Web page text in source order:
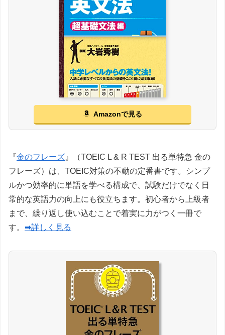
Amazonで見る
『金のフレーズ 』（TOEIC L & R TEST 出る単特急 金の
フレーズ）は、TOEIC対策の不動の定番書です。シンプ
ルかつ効率的に単語を学べる構成で、試験だけでなく日
常的な英語力の向上にも役立ちます。初心者から上級者
まで、繰り返し使い込むことで着実に力がつく一冊で
す。 ➡詳しく見る